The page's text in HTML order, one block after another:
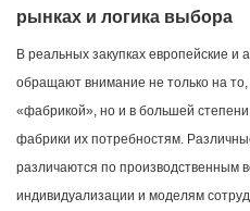
рынках и логика выбора
В реальных закупках европейские и
обращают внимание не только на
«фабрикой», но и в большей степени
фабрики их потребностям.
различаются по производственным
индивидуализации и моделям